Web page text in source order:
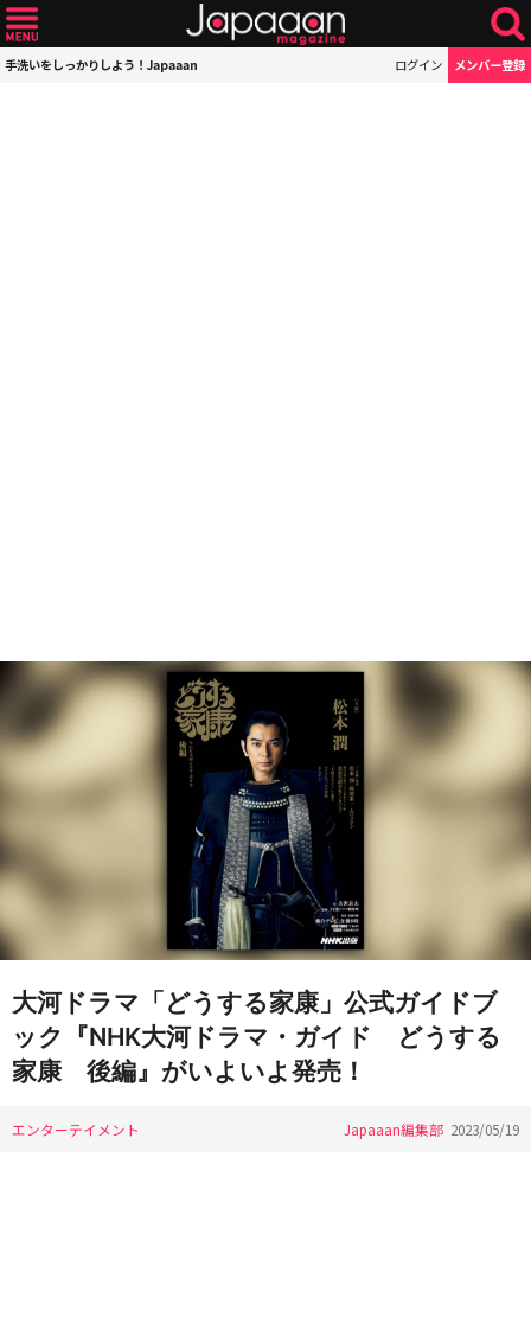
手洗いをしっかりしよう！Japaaan ログイン メンバー登録
大河ドラマ「どうする家康」公式ガイドブ
ック『NHK大河ドラマ・ガイド どうする
家康 後編』がいよいよ発売！
エンターテイメント Japaaan編集部 2023/05/19